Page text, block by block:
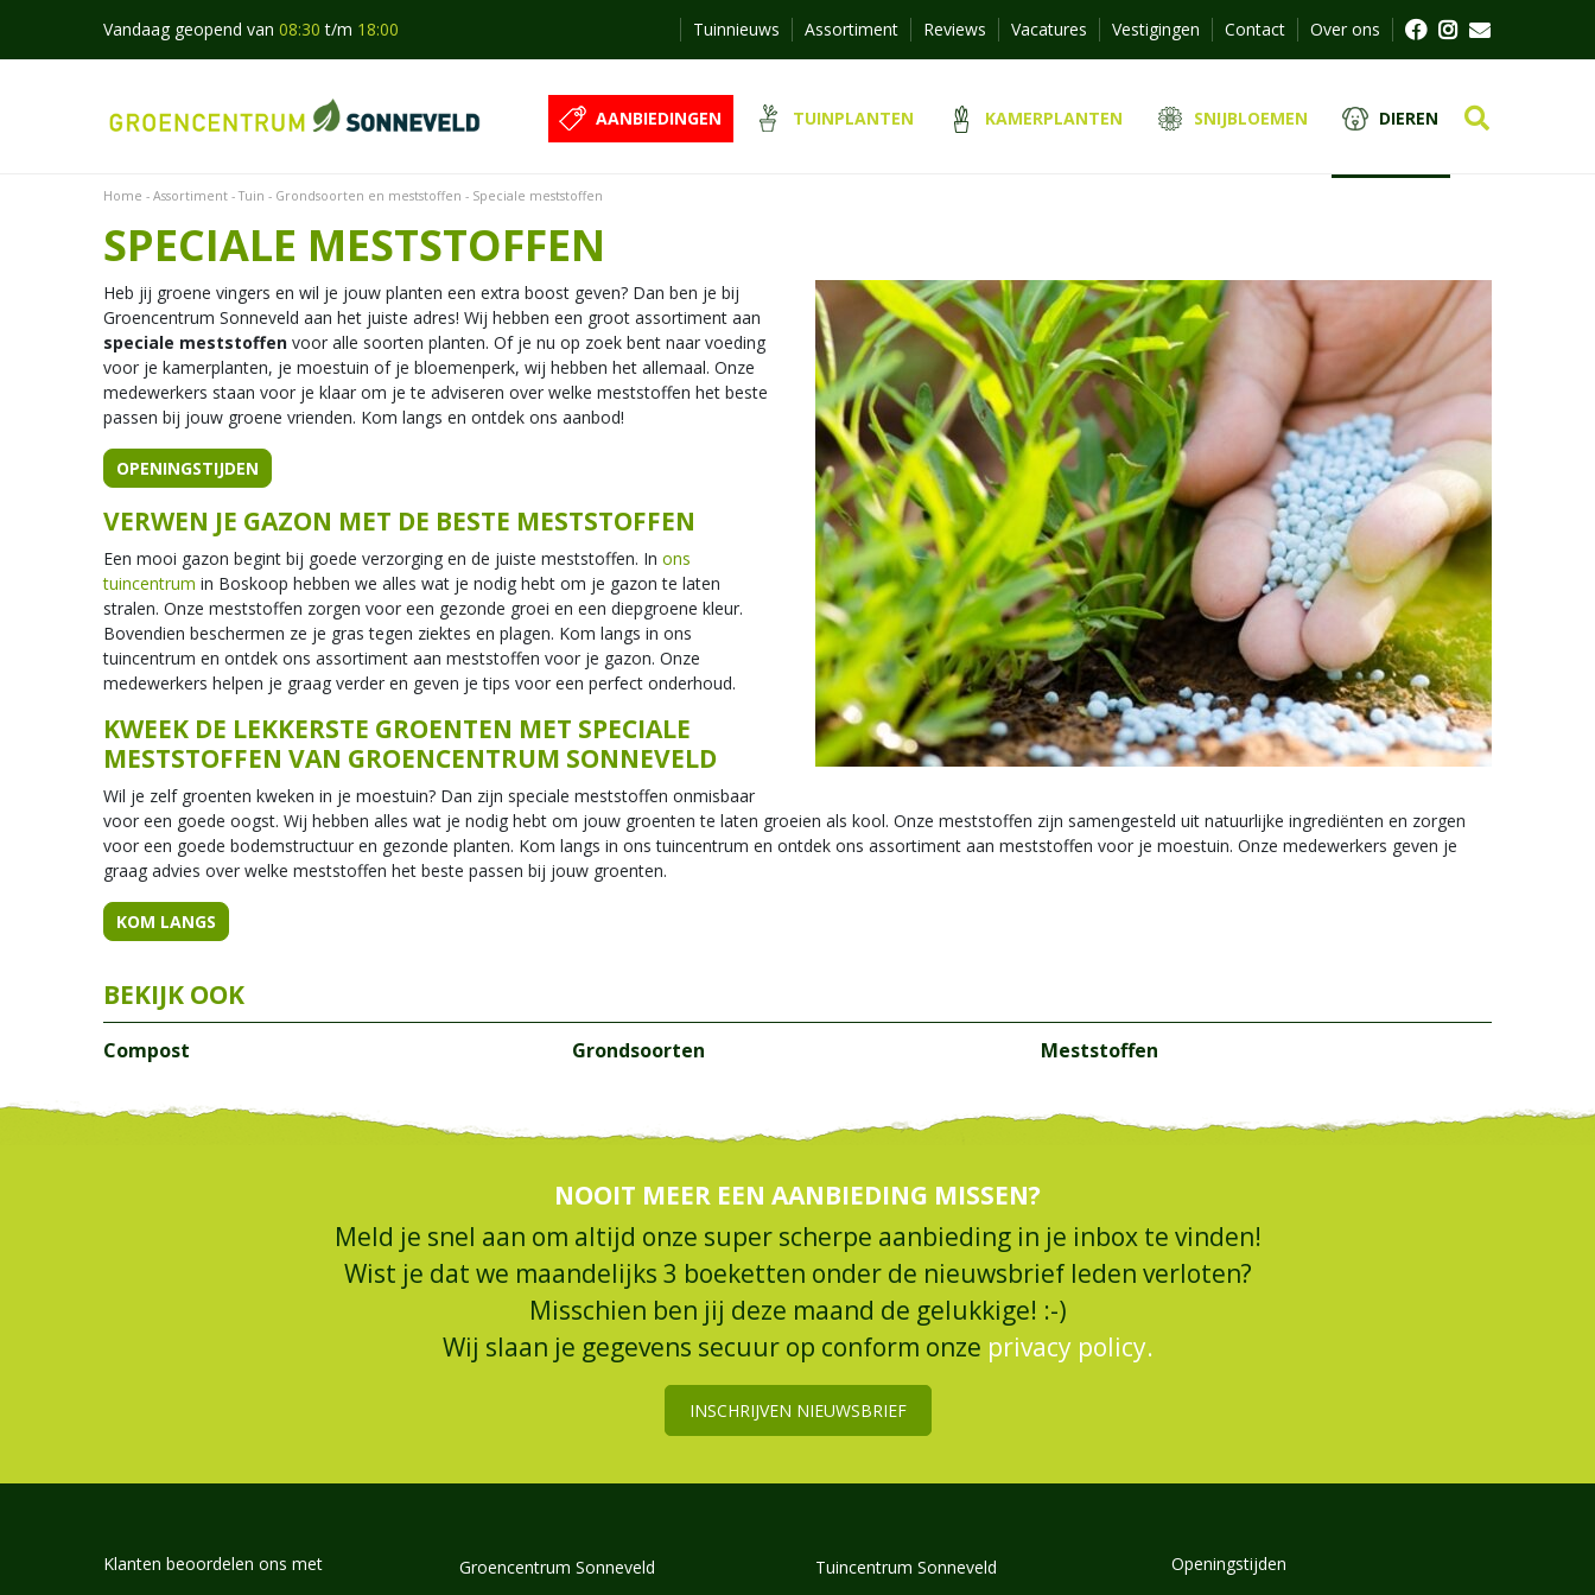
content
Home Assortiment Tuin Grondsoorten en meststoffen Speciale meststoffen
Vandaag geopend van 08:30 t/m 18:00 Tuinnieuws Assortiment Reviews Vacatures Vestigingen Contact Over ons
AANBIEDINGEN TUINPLANTEN KAMERPLANTEN SNIJBLOEMEN DIEREN
SPECIALE MESTSTOFFEN
Heb jij groene vingers en wil je jouw planten een extra boost geven? Dan ben je bij
Groencentrum Sonneveld aan het juiste adres! Wij hebben een groot assortiment aan
speciale meststoffen voor alle soorten planten. Of je nu op zoek bent naar voeding
voor je kamerplanten, je moestuin of je bloemenperk, wij hebben het allemaal. Onze
medewerkers staan voor je klaar om je te adviseren over welke meststoffen het beste
passen bij jouw groene vrienden. Kom langs en ontdek ons aanbod!
OPENINGSTIJDEN
VERWEN JE GAZON MET DE BESTE MESTSTOFFEN
Een mooi gazon begint bij goede verzorging en de juiste meststoffen. In ons
tuincentrum in Boskoop hebben we alles wat je nodig hebt om je gazon te laten
stralen. Onze meststoffen zorgen voor een gezonde groei en een diepgroene kleur.
Bovendien beschermen ze je gras tegen ziektes en plagen. Kom langs in ons
tuincentrum en ontdek ons assortiment aan meststoffen voor je gazon. Onze
medewerkers helpen je graag verder en geven je tips voor een perfect onderhoud.
KWEEK DE LEKKERSTE GROENTEN MET SPECIALE
MESTSTOFFEN VAN GROENCENTRUM SONNEVELD
Wil je zelf groenten kweken in je moestuin? Dan zijn speciale meststoffen onmisbaar
voor een goede oogst. Wij hebben alles wat je nodig hebt om jouw groenten te laten groeien als kool. Onze meststoffen zijn samengesteld uit natuurlijke ingrediënten en zorgen
voor een goede bodemstructuur en gezonde planten. Kom langs in ons tuincentrum en ontdek ons assortiment aan meststoffen voor je moestuin. Onze medewerkers geven je
graag advies over welke meststoffen het beste passen bij jouw groenten.
KOM LANGS
Compost Grondsoorten Meststoffen
NOOIT MEER EEN AANBIEDING MISSEN?
Meld je snel aan om altijd onze super scherpe aanbieding in je inbox te vinden!
Wist je dat we maandelijks 3 boeketten onder de nieuwsbrief leden verloten?
Misschien ben jij deze maand de gelukkige! :-)
Wij slaan je gegevens secuur op conform onze privacy policy.
INSCHRIJVEN NIEUWSBRIEF
Klanten beoordelen ons met Groencentrum Sonneveld Tuincentrum Sonneveld Openingstijden